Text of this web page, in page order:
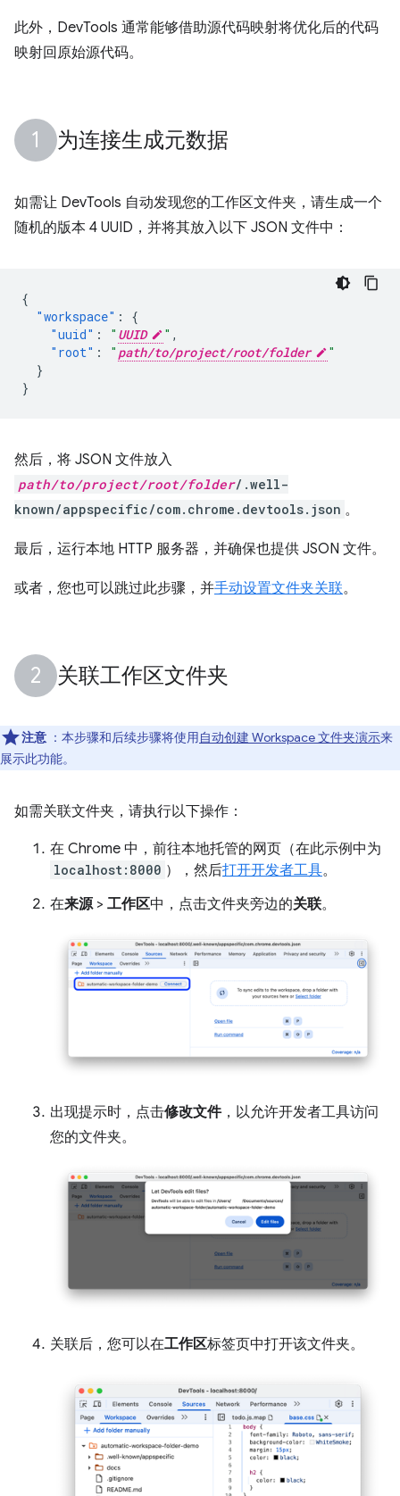
此外，DevTools 通常能够借助源代码映射将优化后的代码
映射回原始源代码。
为连接生成元数据
如需让 DevTools 自动发现您的工作区文件夹，请生成一个
随机的版本 4 UUID，并将其放入以下 JSON 文件中：
{
"workspace" :
{
"uuid" : " UUID " ,
"root" : " path/to/project/root/folder
"
}
}
然后，将 JSON 文件放入
path/to/project/root/folder/.well-
known/appspecific/com.chrome.devtools.json 。
最后，运行本地 HTTP 服务器，并确保也提供 JSON 文件。
或者，您也可以跳过此步骤，并手动设置文件夹关联。
关联工作区文件夹
注意 ：本步骤和后续步骤将使用自动创建 Workspace 文件夹演示来
展示此功能。
如需关联文件夹，请执行以下操作：
在 Chrome 中，前往本地托管的网页（在此示例中为
localhost:8000 ），然后打开开发者工具。
在来源> 工作区中，点击文件夹旁边的关联。
出现提示时，点击修改文件，以允许开发者工具访问
您的文件夹。
关联后，您可以在工作区标签页中打开该文件夹。